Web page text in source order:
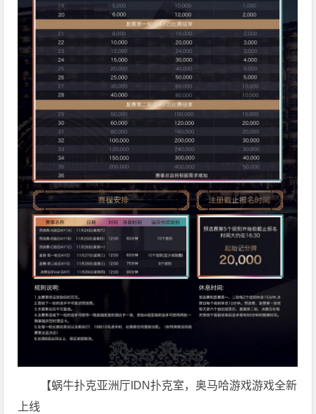
【蜗牛扑克亚洲厅IDN扑克室，奥马哈游戏游戏全新
上线